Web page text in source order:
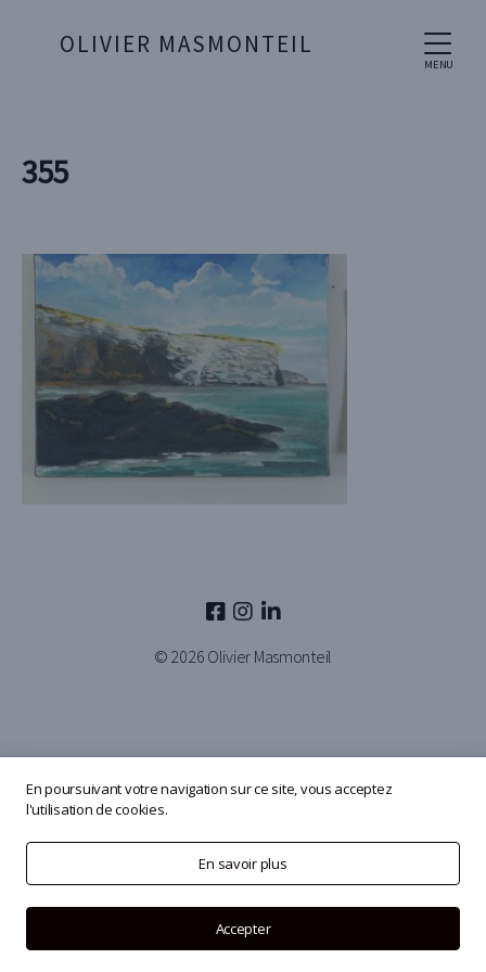
MENU
OLIVIER MASMONTEIL
355
© 2026 Olivier Masmonteil
En poursuivant votre navigation sur ce site, vous acceptez
l'utilisation de cookies.
En savoir plus
Accepter